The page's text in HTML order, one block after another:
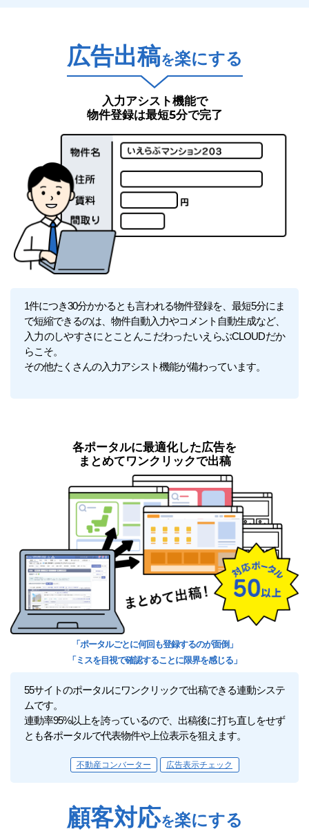
広告出稿を楽にする
入力アシスト機能で
物件登録は最短5分で完了
1件につき30分かかるとも言われる物件登録を、最短5分にま
で短縮できるのは、物件自動入力やコメント自動生成など、
入力のしやすさにとことんこだわったいえらぶCLOUDだか
らこそ。
その他たくさんの入力アシスト機能が備わっています。
「ポータルごとに何回も登録するのが面倒」
「ミスを目視で確認することに限界を感じる」
各ポータルに最適化した広告を
まとめてワンクリックで出稿
55サイトのポータルにワンクリックで出稿できる連動システ
ムです。
連動率95%以上を誇っているので、出稿後に打ち直しをせず
とも各ポータルで代表物件や上位表示を狙えます。
不動産コンバーター 広告表示チェック
顧客対応を楽にする